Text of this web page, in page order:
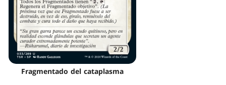
Fragmentado del cataplasma